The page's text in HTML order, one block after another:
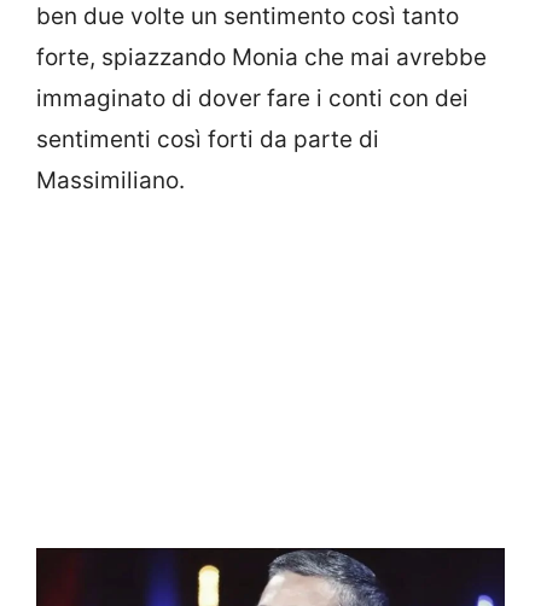
ben due volte un sentimento così tanto
forte, spiazzando Monia che mai avrebbe
immaginato di dover fare i conti con dei
sentimenti così forti da parte di
Massimiliano.